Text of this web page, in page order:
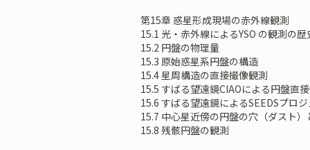
第15章 惑星形成現場の赤外線観測
15.1 光・赤外線によるYSO の観測の歴
15.2 円盤の物理量
15.3 原始惑星系円盤の構造
15.4 星周構造の直接撮像観測
15.5 すばる望遠鏡CIAOによる円盤直
15.6 すばる望遠鏡によるSEEDSプロ
15.7 中心星近傍の円盤の穴（ダスト）
15.8 残骸円盤の観測